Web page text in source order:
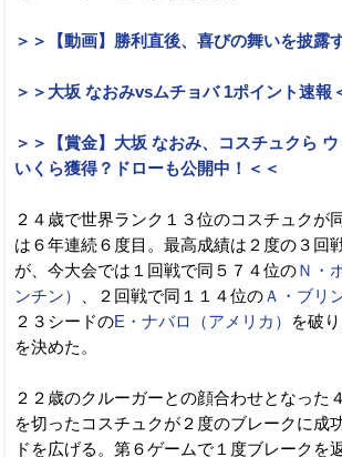
＞＞【動画】勝利直後、喜びの舞いを披露
＞＞大坂 なおみvsムチョバ 1ポイント速報
＞＞【賞金】大坂 なおみ、コスチュクら
いくら獲得？ドローも公開中！＜＜
２４歳で世界ランク１３位のコスチュクが
は６年連続６度目。最高成績は２度の３回
が、今大会では１回戦で同５７４位のＮ・
ンチン）
、２回戦で同１１４位のＡ・ブリ
２３シードのE・ナバロ（アメリカ）
を破
を決めた。
２２歳のクルーガーとの顔合わせとなった
を切ったコスチュクが２度のブレークに成
ドを広げる。第６ゲームで１度ブレークを